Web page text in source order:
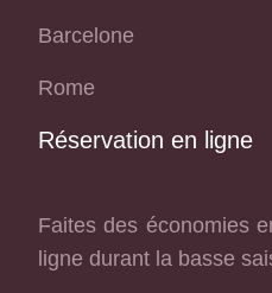
Barcelone
Rome
Réservation en ligne
Faites des économies
ligne durant la basse